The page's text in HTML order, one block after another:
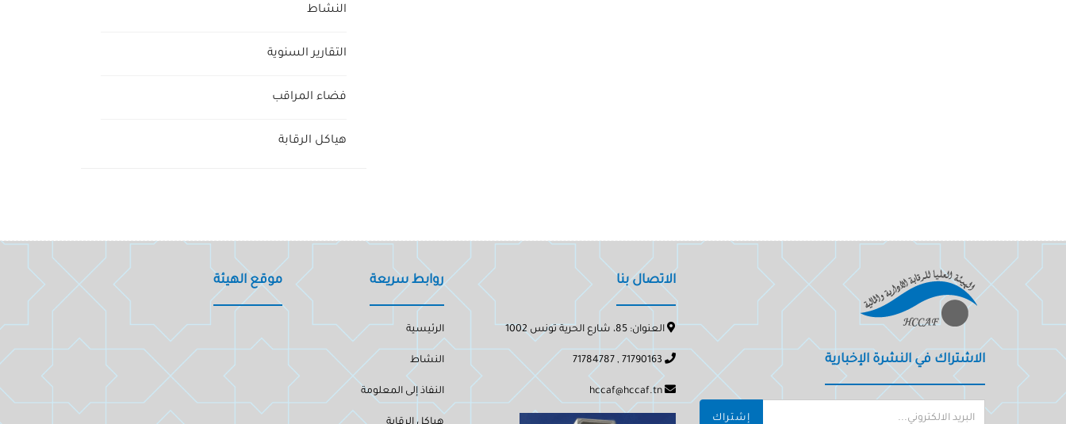
النشاط
التقارير السنوية
فضاء المراقب
هياكل الرقابة
الاشتراك في النشرة الإخبارية
إشتراك
الاتصال بنا
العنوان: 85، شارع الحرية تونس 1002
روابط سريعة
الرئيسية
النشاط
النفاذ إلى المعلومة
موقع الهيئة